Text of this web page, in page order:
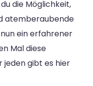
die Möglichkeit,
atemberaubende
ein erfahrener
Mal diese
jeden gibt es hier